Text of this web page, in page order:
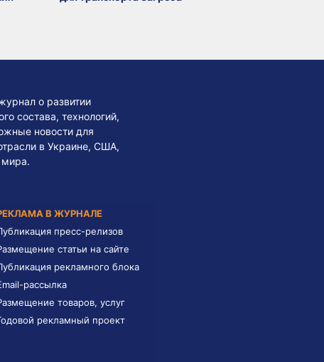
о развитии
состава, технологий,
новости для
в Украине, США,
мира.
В ЖУРНАЛЕ
пресс-релизов
статьи на сайте
рекламного блока
рассылка
товаров, услуг
рекламный проект